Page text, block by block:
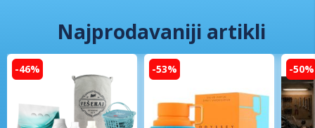
Najprodavaniji artikli
-46% -53% -50%